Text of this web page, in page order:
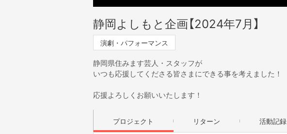
静岡よしもと企画【2024年7月】
演劇・パフォーマンス
静岡県住みます芸人・スタッフが
いつも応援してくださる皆さまにできる事を考えました！
応援よろしくお願いいたします！
プロジェクト リターン 活動記録